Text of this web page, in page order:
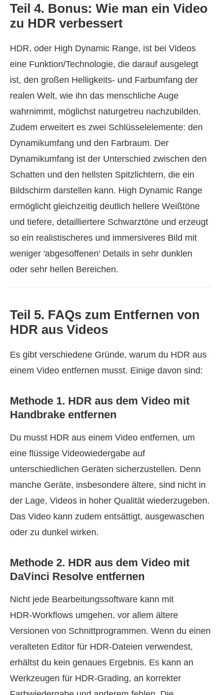
Teil 4. Bonus: Wie man ein Video
zu HDR verbessert
HDR, oder High Dynamic Range, ist bei Videos
eine Funktion/Technologie, die darauf ausgelegt
ist, den großen Helligkeits- und Farbumfang der
realen Welt, wie ihn das menschliche Auge
wahrnimmt, möglichst naturgetreu nachzubilden.
Zudem erweitert es zwei Schlüsselelemente: den
Dynamikumfang und den Farbraum. Der
Dynamikumfang ist der Unterschied zwischen den
Schatten und den hellsten Spitzlichtern, die ein
Bildschirm darstellen kann. High Dynamic Range
ermöglicht gleichzeitig deutlich hellere Weißtöne
und tiefere, detailliertere Schwarztöne und erzeugt
so ein realistischeres und immersiveres Bild mit
weniger 'abgesoffenen' Details in sehr dunklen
oder sehr hellen Bereichen.
Teil 5. FAQs zum Entfernen von
HDR aus Videos
Es gibt verschiedene Gründe, warum du HDR aus
einem Video entfernen musst. Einige davon sind:
Methode 1. HDR aus dem Video mit
Handbrake entfernen
Du musst HDR aus einem Video entfernen, um
eine flüssige Videowiedergabe auf
unterschiedlichen Geräten sicherzustellen. Denn
manche Geräte, insbesondere ältere, sind nicht in
der Lage, Videos in hoher Qualität wiederzugeben.
Das Video kann zudem entsättigt, ausgewaschen
oder zu dunkel wirken.
Methode 2. HDR aus dem Video mit
DaVinci Resolve entfernen
Nicht jede Bearbeitungssoftware kann mit
HDR‑Workflows umgehen, vor allem ältere
Versionen von Schnittprogrammen. Wenn du einen
veralteten Editor für HDR‑Dateien verwendest,
erhältst du kein genaues Ergebnis. Es kann an
Werkzeugen für HDR‑Grading, an korrekter